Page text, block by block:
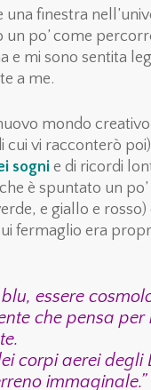
una finestra
un po’ come
e mi sono sentita
a me.
mondo
cui vi racconterò
sognie di ricordi
che è spuntato un po’
e giallo e rosso)
fermaglio era
essere
che pensa per
corpi aerei degli
immaginale.”